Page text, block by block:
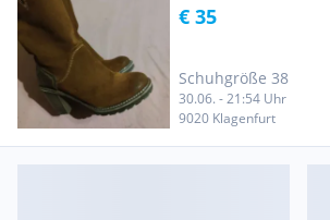
€ 35
Schuhgröße 38
30.06. - 21:54 Uhr
9020 Klagenfurt